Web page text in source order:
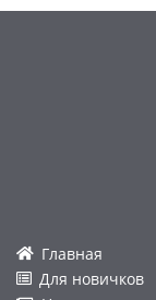
Главная
Для новичков